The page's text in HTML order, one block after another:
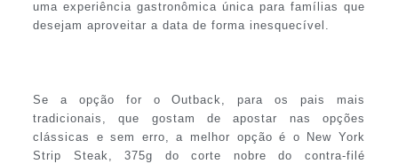
uma experiência gastronômica única para famílias que
desejam aproveitar a data de forma inesquecível.
Se a opção for o Outback, para os pais mais
tradicionais, que gostam de apostar nas opções
clássicas e sem erro, a melhor opção é o New York
Strip Steak, 375g do corte nobre do contra-filé